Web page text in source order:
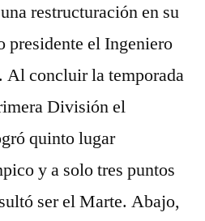
restructuración en su
presidente el Ingeniero
Al concluir la temporada
División el
quinto lugar
y a solo tres puntos
ser el Marte. Abajo,